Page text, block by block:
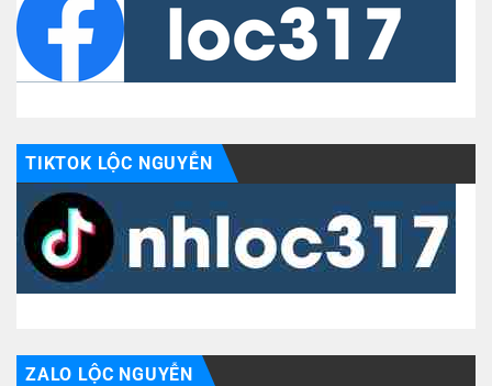
TIKTOK LỘC NGUYỄN
ZALO LỘC NGUYỄN